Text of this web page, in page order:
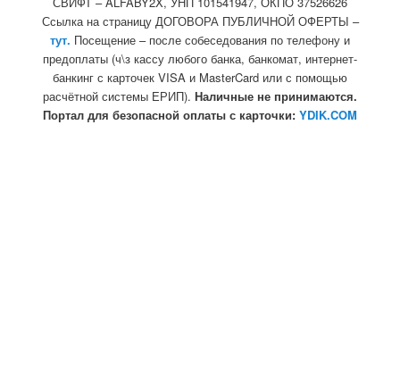
Ссылка на страницу ДОГОВОРА ПУБЛИЧНОЙ ОФЕРТЫ –
тут. Посещение – после собеседования по телефону и
предоплаты (ч\з кассу любого банка, банкомат, интернет-
банкинг с карточек VISA и MasterCard или с помощью
расчётной системы ЕРИП). Наличные не принимаются.
Портал для безопасной оплаты с карточки: YDIK.COM